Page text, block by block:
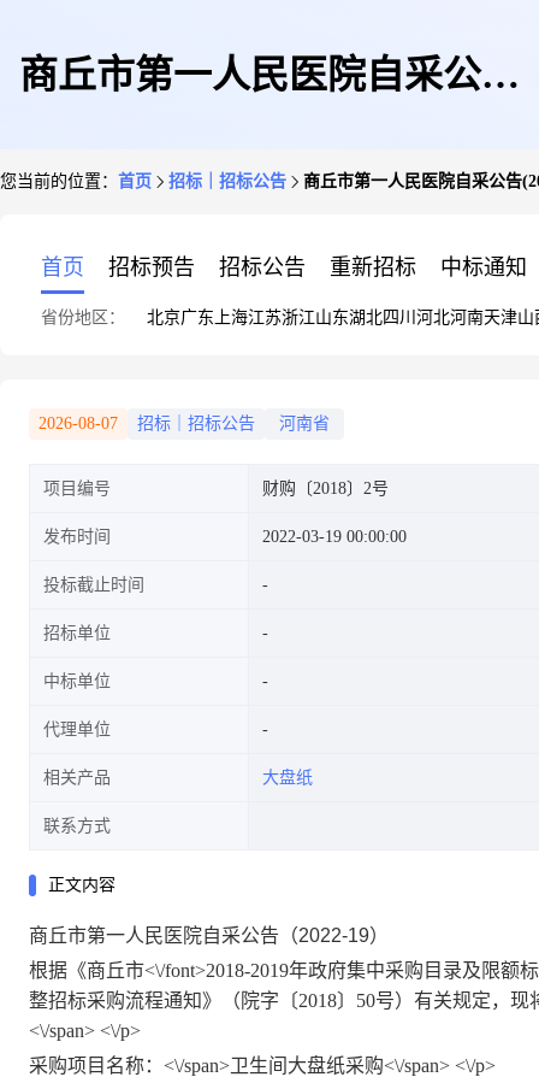
商丘市第一人民医院自采公告
您当前的位置： 首页 招标｜招标公告 商丘市第一人民医院自采公告
首页 招标预告 招标公告 重新招标 中标通知
省份地区： 北京广东 上海江苏浙江山东湖北四川 河北河南天津山
2026-08-07 招标｜招标公告 河南省
项目编号 财购〔2018〕2号
发布时间 2022-03-19 00:00:00
投标截止时间
招标单位
中标单位
代理单位
相关产品 大盘纸
联系方式
正文内容
商丘市第一人民医院自采公告（2022-19）
根据《商丘市<\/font>2018-2019年政府集中采购目录及限
整招标采购流程通知》（院字〔2018〕50号）有关规定，
<\/span> <\/p>
采购项目名称：<\/span>卫生间大盘纸采购<\/span> <\/p>